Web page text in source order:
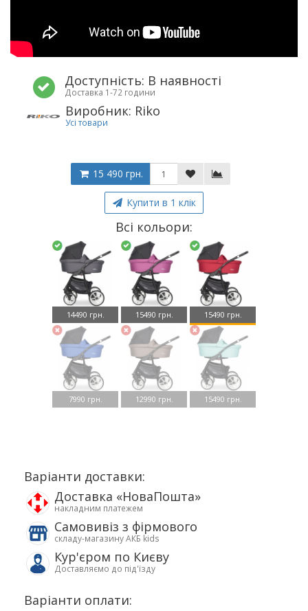
Доступність: В наявності
Доставка 1-72 години
Виробник: Riko
Усі товари
15 490 грн.
Купити в 1 клік
Всі кольори:
14490 грн. 15490 грн. 15490 грн.
7990 грн. 12990 грн. 15490 грн.
Варіанти доставки:
Доставка «НоваПошта»
накладним платежем
Самовивіз з фірмового
складу-магазину АКБ kids
Кур'єром по Києву
Доставляємо до під'їзду
Варіанти оплати: